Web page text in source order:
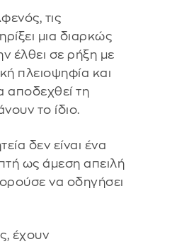
τις
μια διαρκώς
έλθει σε ρήξη με
πλειοψηφία και
αποδεχθεί τη
το ίδιο.
δεν είναι ένα
ως άμεση απειλή
να οδηγήσει
έχουν